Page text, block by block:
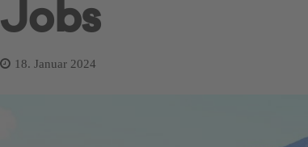
Jobs
18. Januar 2024